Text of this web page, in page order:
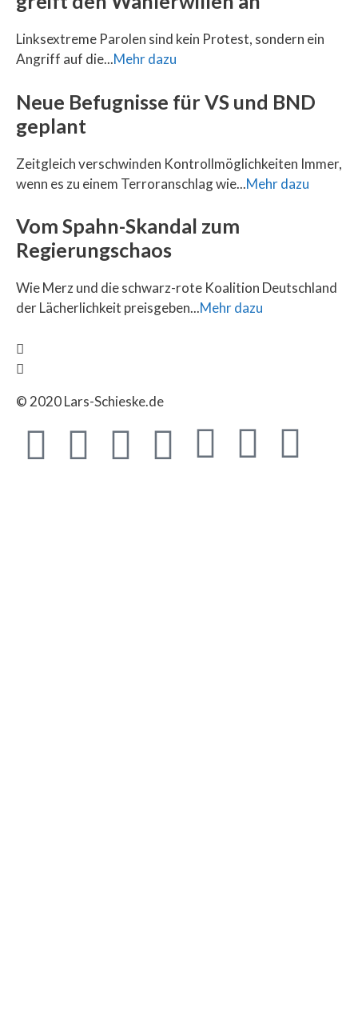
Linksextreme Parolen sind kein Protest, sondern ein
Angriff auf die...Mehr dazu
Neue Befugnisse für VS und BND
geplant
Zeitgleich verschwinden Kontrollmöglichkeiten Immer,
wenn es zu einem Terroranschlag wie...Mehr dazu
Vom Spahn-Skandal zum
Regierungschaos
Wie Merz und die schwarz-rote Koalition Deutschland
der Lächerlichkeit preisgeben...Mehr dazu
© 2020 Lars-Schieske.de